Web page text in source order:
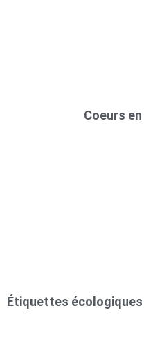
Coeurs
Étiquettes écologiques